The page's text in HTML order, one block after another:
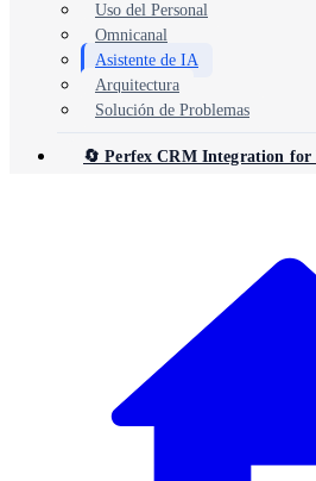
Uso del Personal
Omnicanal
Asistente de IA
Arquitectura
Solución de Problemas
🔄 Perfex CRM Integration for